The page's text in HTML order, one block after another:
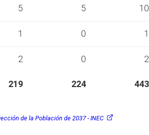
5 5 10
1 0 1
2 0 2
219 224 443
de la Población de 2037 - INEC